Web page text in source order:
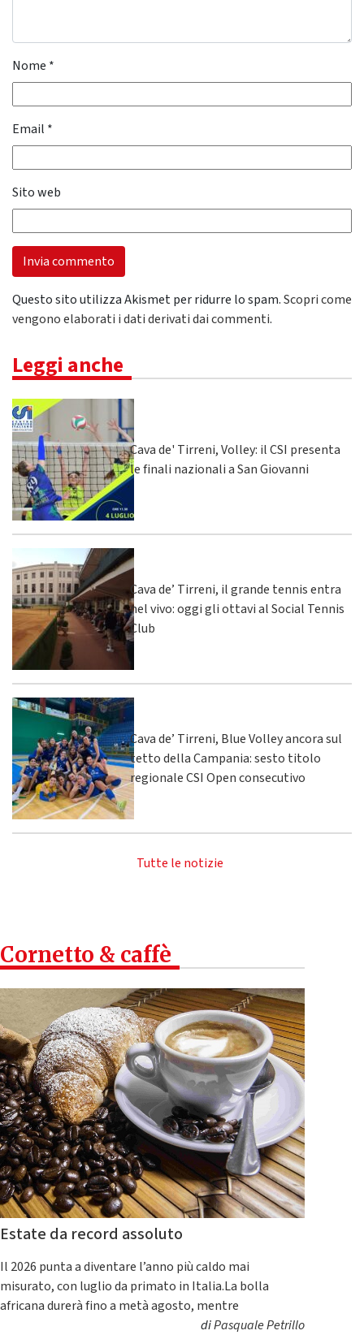
Nome *
Email *
Sito web
Questo sito utilizza Akismet per ridurre lo spam.Scopri come
vengono elaborati i dati derivati dai commenti.
Leggi anche
Cava de' Tirreni, Volley: il CSI presenta
le finali nazionali a San Giovanni
Cava de’ Tirreni, il grande tennis entra
nel vivo: oggi gli ottavi al Social Tennis
Club
Cava de’ Tirreni, Blue Volley ancora sul
tetto della Campania: sesto titolo
regionale CSI Open consecutivo
Tutte le notizie
Cornetto & caffè
Estate da record assoluto
Il 2026 punta a diventare l’anno più caldo mai
misurato, con luglio da primato in Italia.La bolla
africana durerà fino a metà agosto, mentre
diPasquale Petrillo